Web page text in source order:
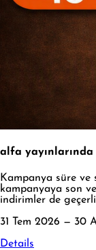
alfa
Kampanya süre ve
kampanyaya son
indirimler de
31 Tem 2026 — 30
Details